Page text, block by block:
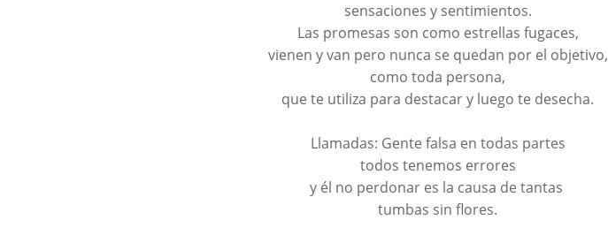
sensaciones y sentimientos.
Las promesas son como estrellas fugaces,
vienen y van pero nunca se quedan por el objetivo,
como toda persona,
que te utiliza para destacar y luego te desecha.
Llamadas: Gente falsa en todas partes
todos tenemos errores
y él no perdonar es la causa de tantas
tumbas sin flores.